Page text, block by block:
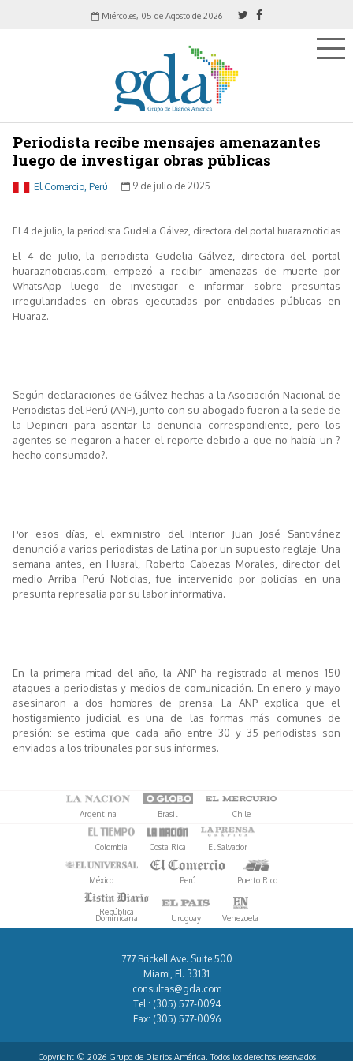
Miércoles, 05 de Agosto de 2026
Periodista recibe mensajes amenazantes
luego de investigar obras públicas
El Comercio, Perú 9 de julio de 2025
El 4 de julio, la periodista Gudelia Gálvez, directora del portal huaraznoticias
El 4 de julio, la periodista Gudelia Gálvez, directora del portal
huaraznoticias.com, empezó a recibir amenazas de muerte por
WhatsApp luego de investigar e informar sobre presuntas
irregularidades en obras ejecutadas por entidades públicas en
Huaraz.
Según declaraciones de Gálvez hechas a la Asociación Nacional de
Periodistas del Perú (ANP), junto con su abogado fueron a la sede de
la Depincri para asentar la denuncia correspondiente, pero los
agentes se negaron a hacer el reporte debido a que no había un ?
hecho consumado?.
Por esos días, el exministro del Interior Juan José Santiváñez
denunció a varios periodistas de Latina por un supuesto reglaje. Una
semana antes, en Huaral, Roberto Cabezas Morales, director del
medio Arriba Perú Noticias, fue intervenido por policías en una
presunta represalia por su labor informativa.
En la primera mitad del año, la ANP ha registrado al menos 150
ataques a periodistas y medios de comunicación. En enero y mayo
asesinaron a dos hombres de prensa. La ANP explica que el
hostigamiento judicial es una de las formas más comunes de
presión: se estima que cada año entre 30 y 35 periodistas son
enviados a los tribunales por sus informes.
Argentina Brasil Chile
Colombia Costa Rica El Salvador
México Perú Puerto Rico
República
Dominicana Uruguay Venezuela
777 Brickell Ave. Suite 500
Miami, Fl. 33131
consultas@gda.com
Tel.: (305) 577-0094
Fax: (305) 577-0096
Copyright © 2026 Grupo de Diarios América. Todos los derechos reservados